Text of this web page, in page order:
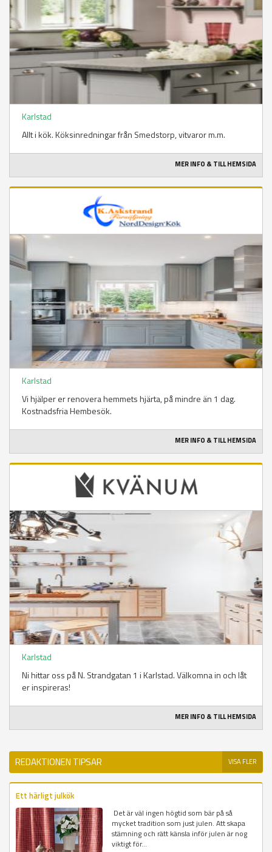
Karlstad
Allt i kök. Köksinredningar från Smedstorp, vitvaror m.m.
MER INFO & TILL HEMSIDA
Karlstad
Vi hjälper er renovera hemmets hjärta, på mindre än 1 dag.
Kostnadsfria Hembesök.
MER INFO & TILL HEMSIDA
Karlstad
Ni hittar oss på N. Strandgatan 1 i Karlstad. Välkomna in och låt
er inspireras!
MER INFO & TILL HEMSIDA
REDAKTIONEN TIPSAR VISA FLER
Ett härligt julkök
Det är väl ingen högtid som bär på så
mycket tradition som just julen. Att skapa
stämning och rätt känsla inför julen är nog
viktigt för...